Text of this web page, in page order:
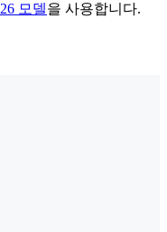
모델을 사용합니다.